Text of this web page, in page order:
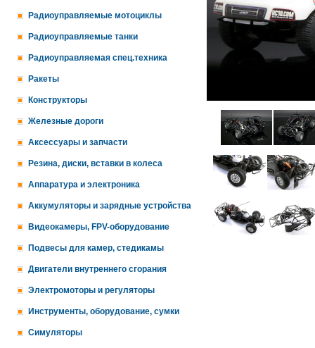
Радиоуправляемые мотоциклы
Радиоуправляемые танки
Радиоуправляемая спец.техника
Ракеты
Конструкторы
Железные дороги
Аксессуары и запчасти
Резина, диски, вставки в колеса
Аппаратура и электроника
Аккумуляторы и зарядные устройства
Видеокамеры, FPV-оборудование
Подвесы для камер, стедикамы
Двигатели внутреннего сгорания
Электромоторы и регуляторы
Инструменты, оборудование, сумки
Симуляторы